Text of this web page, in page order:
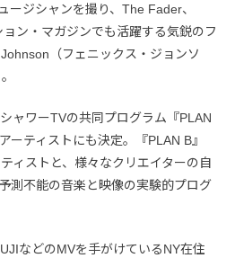
ージシャンを撮り、The Fader、
ン・マガジンでも活躍する気鋭のフ
（フェニックス・ジョンソ
ャワーTVの共同プログラム『PLAN
ーティストにも決定。『PLAN B』
ィストと、様々なクリエイターの自
測不能の音楽と映像の実験的プログ
などのMVを手がけているNY在住